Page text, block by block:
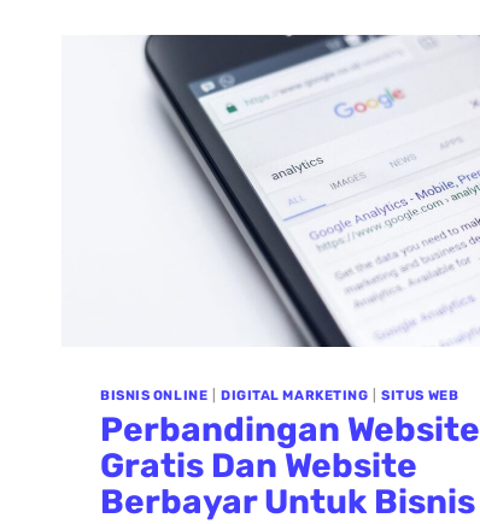
BISNIS ONLINE DIGITAL MARKETING |SITUS WEB
Perbandingan Website
Gratis Dan Website
Berbayar Untuk Bisnis